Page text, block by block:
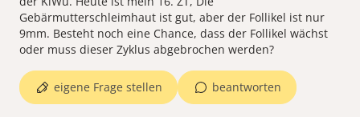
Gebärmutterschleimhaut ist gut, aber der Follikel ist nur
9mm. Besteht noch eine Chance, dass der Follikel wächst
beantworten
eigene Frage stellen